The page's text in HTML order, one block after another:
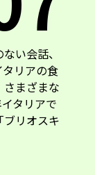
い会話、
リアの食
まざまな
タリアで
リオスキ